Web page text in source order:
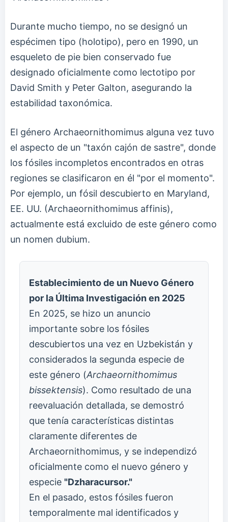
Durante mucho tiempo, no se designó un
espécimen tipo (holotipo), pero en 1990, un
esqueleto de pie bien conservado fue
designado oficialmente como lectotipo por
David Smith y Peter Galton, asegurando la
estabilidad taxonómica.
El género Archaeornithomimus alguna vez tuvo
el aspecto de un "taxón cajón de sastre", donde
los fósiles incompletos encontrados en otras
regiones se clasificaron en él "por el momento".
Por ejemplo, un fósil descubierto en Maryland,
EE. UU. (Archaeornithomimus affinis),
actualmente está excluido de este género como
un nomen dubium.
Establecimiento de un Nuevo Género
por la Última Investigación en 2025
En 2025, se hizo un anuncio
importante sobre los fósiles
descubiertos una vez en Uzbekistán y
considerados la segunda especie de
este género (Archaeornithomimus
bissektensis). Como resultado de una
reevaluación detallada, se demostró
que tenía características distintas
claramente diferentes de
Archaeornithomimus, y se independizó
oficialmente como el nuevo género y
especie "Dzharacursor."
En el pasado, estos fósiles fueron
temporalmente mal identificados y